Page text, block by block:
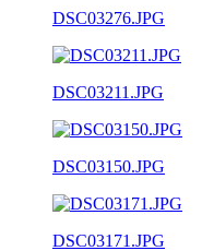
DSC03276.JPG
DSC03211.JPG
DSC03150.JPG
DSC03171.JPG